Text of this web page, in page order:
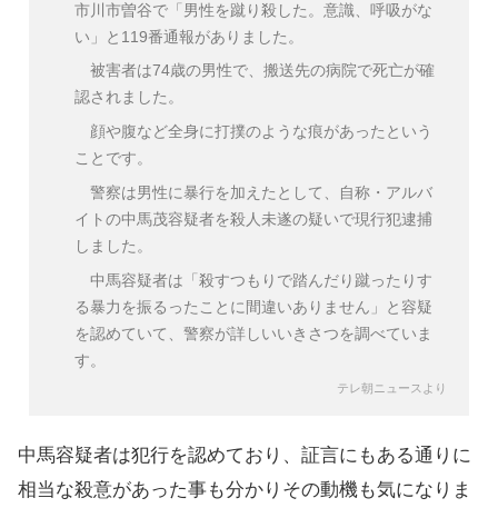
市川市曽谷で「男性を蹴り殺した。意識、呼吸がな
い」と119番通報がありました。
被害者は74歳の男性で、搬送先の病院で死亡が確
認されました。
顔や腹など全身に打撲のような痕があったという
ことです。
警察は男性に暴行を加えたとして、自称・アルバ
イトの中馬茂容疑者を殺人未遂の疑いで現行犯逮捕
しました。
中馬容疑者は「殺すつもりで踏んだり蹴ったりす
る暴力を振るったことに間違いありません」と容疑
を認めていて、警察が詳しいいきさつを調べていま
す。
テレ朝ニュースより
中馬容疑者は犯行を認めており、証言にもある通りに
相当な殺意があった事も分かりその動機も気になりま